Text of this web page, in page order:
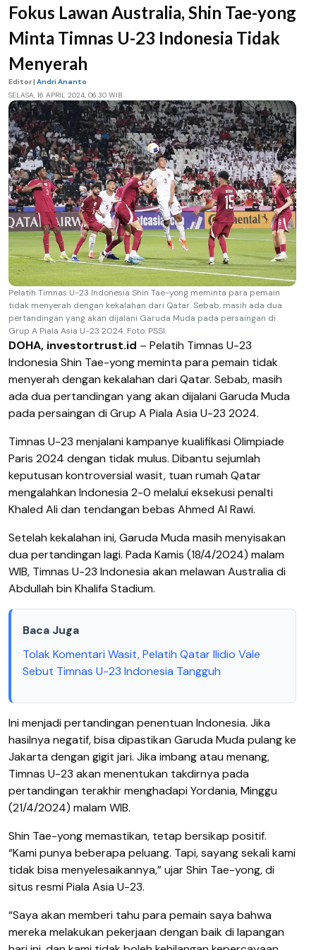
Fokus Lawan Australia, Shin Tae-yong
Minta Timnas U-23 Indonesia Tidak
Menyerah
Editor | Andri Ananto
SELASA, 16 APRIL 2024, 06.30 WIB
Pelatih Timnas U-23 Indonesia Shin Tae-yong meminta para pemain
tidak menyerah dengan kekalahan dari Qatar. Sebab, masih ada dua
pertandingan yang akan dijalani Garuda Muda pada persaingan di
Grup A Piala Asia U-23 2024. Foto: PSSI.
DOHA, investortrust.id – Pelatih Timnas U-23
Indonesia Shin Tae-yong meminta para pemain tidak
menyerah dengan kekalahan dari Qatar. Sebab, masih
ada dua pertandingan yang akan dijalani Garuda Muda
pada persaingan di Grup A Piala Asia U-23 2024.
Timnas U-23 menjalani kampanye kualifikasi Olimpiade
Paris 2024 dengan tidak mulus. Dibantu sejumlah
keputusan kontroversial wasit, tuan rumah Qatar
mengalahkan Indonesia 2-0 melalui eksekusi penalti
Khaled Ali dan tendangan bebas Ahmed Al Rawi.
Setelah kekalahan ini, Garuda Muda masih menyisakan
dua pertandingan lagi. Pada Kamis (18/4/2024) malam
WIB, Timnas U-23 Indonesia akan melawan Australia di
Abdullah bin Khalifa Stadium.
Baca Juga
Tolak Komentari Wasit, Pelatih Qatar Ilidio Vale
Sebut Timnas U-23 Indonesia Tangguh
Ini menjadi pertandingan penentuan Indonesia. Jika
hasilnya negatif, bisa dipastikan Garuda Muda pulang ke
Jakarta dengan gigit jari. Jika imbang atau menang,
Timnas U-23 akan menentukan takdirnya pada
pertandingan terakhir menghadapi Yordania, Minggu
(21/4/2024) malam WIB.
Shin Tae-yong memastikan, tetap bersikap positif.
“Kami punya beberapa peluang. Tapi, sayang sekali kami
tidak bisa menyelesaikannya,” ujar Shin Tae-yong, di
situs resmi Piala Asia U-23.
“Saya akan memberi tahu para pemain saya bahwa
mereka melakukan pekerjaan dengan baik di lapangan